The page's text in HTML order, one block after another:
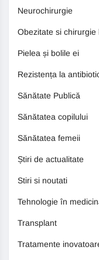
Neurochirurgie
Obezitate si chirurgie
Pielea și bolile ei
Rezistența la
Sănătate Publică
Sănătatea copilului
Sănătatea femeii
Știri de actualitate
Stiri si noutati
Tehnologie în
Transplant
Tratamente